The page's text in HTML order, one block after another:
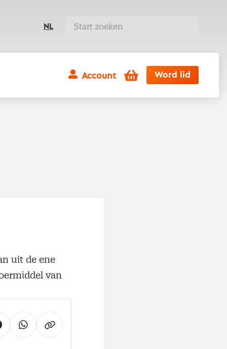
NL
Account Winkelwagen
Word lid
uit de ene
van